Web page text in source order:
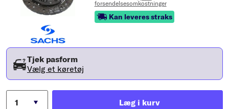
forsendelsesomkostninger
Kan leveres straks
Tjek pasform
Vælg et køretøj
Læg i kurv